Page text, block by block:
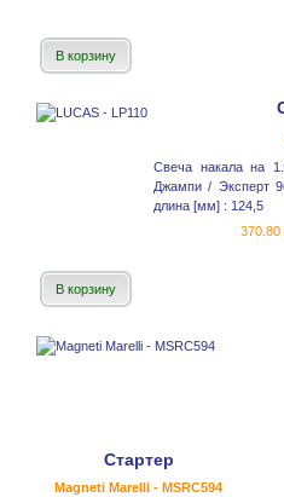
В корзину
Свеча накала на
Джампи / Эксперт
длина [мм] : 124,5
370.80
В корзину
Стартер
Magneti Marelli - MSRC594